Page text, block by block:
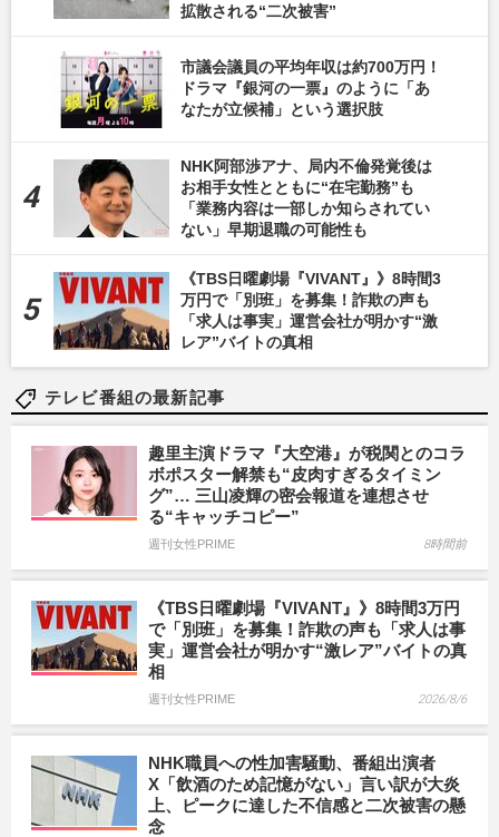
拡散される“二次被害”
市議会議員の平均年収は約700万円！
ドラマ『銀河の一票』のように「あ
なたが立候補」という選択肢
NHK阿部渉アナ、局内不倫発覚後は
お相手女性とともに“在宅勤務”も
「業務内容は一部しか知らされてい
ない」早期退職の可能性も
《TBS日曜劇場『VIVANT』》8時間3
万円で「別班」を募集！詐欺の声も
「求人は事実」運営会社が明かす“激
レア”バイトの真相
テレビ番組の最新記事
趣里主演ドラマ『大空港』が税関とのコラ
ボポスター解禁も“皮肉すぎるタイミン
グ”… 三山凌輝の密会報道を連想させ
る“キャッチコピー”
週刊女性PRIME 8時間前
《TBS日曜劇場『VIVANT』》8時間3万円
で「別班」を募集！詐欺の声も「求人は事
実」運営会社が明かす“激レア”バイトの真
相
週刊女性PRIME 2026/8/6
NHK職員への性加害騒動、番組出演者
X「飲酒のため記憶がない」言い訳が大炎
上、ピークに達した不信感と二次被害の懸
念